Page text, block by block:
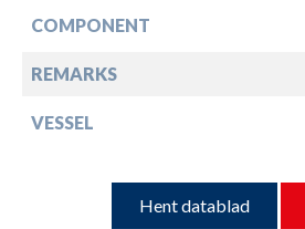
COMPONENT
REMARKS
VESSEL
Hent datablad